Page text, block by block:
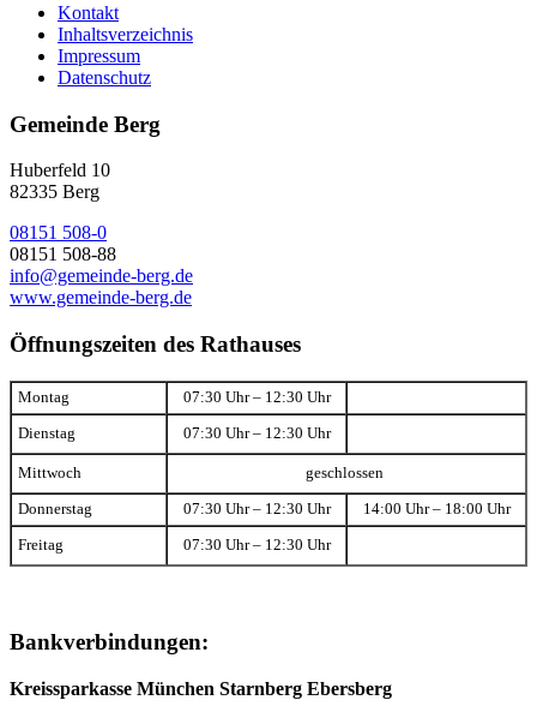
Kontakt
Inhaltsverzeichnis
Impressum
Datenschutz
Gemeinde Berg
Huberfeld 10
82335 Berg
08151 508-0
08151 508-88
info@gemeinde-berg.de
www.gemeinde-berg.de
Öffnungszeiten des Rathauses
Montag 07:30 Uhr – 12:30 Uhr
Dienstag 07:30 Uhr – 12:30 Uhr
Mittwoch geschlossen
Donnerstag 07:30 Uhr – 12:30 Uhr 14:00 Uhr – 18:00 Uhr
Freitag 07:30 Uhr – 12:30 Uhr
Bankverbindungen:
Kreissparkasse München Starnberg Ebersberg